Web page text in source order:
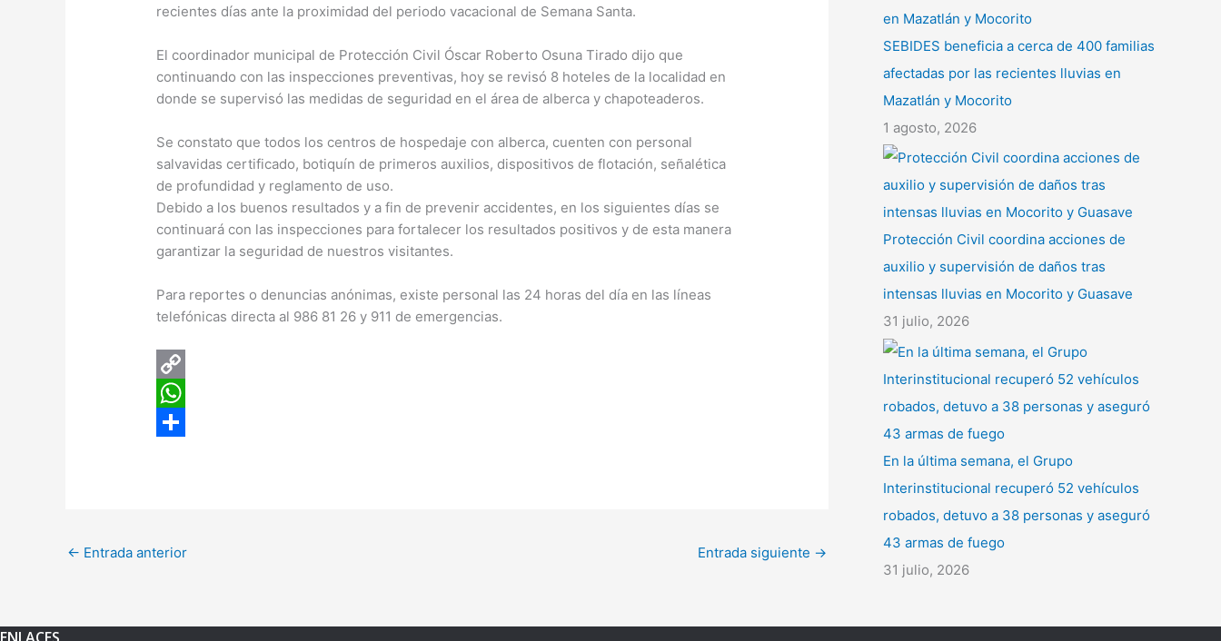
recientes días ante la proximidad del periodo vacacional de Semana Santa.
El coordinador municipal de Protección Civil Óscar Roberto Osuna Tirado dijo que
continuando con las inspecciones preventivas, hoy se revisó 8 hoteles de la localidad en
donde se supervisó las medidas de seguridad en el área de alberca y chapoteaderos.
Se constato que todos los centros de hospedaje con alberca, cuenten con personal
salvavidas certificado, botiquín de primeros auxilios, dispositivos de flotación, señalética
de profundidad y reglamento de uso.
Debido a los buenos resultados y a fin de prevenir accidentes, en los siguientes días se
continuará con las inspecciones para fortalecer los resultados positivos y de esta manera
garantizar la seguridad de nuestros visitantes.
Para reportes o denuncias anónimas, existe personal las 24 horas del día en las líneas
telefónicas directa al 986 81 26 y 911 de emergencias.
C
oW
p
t
← Entrada anterior Entrada siguiente →
SEBIDES beneficia a cerca de 400 familias
afectadas por las recientes lluvias en
Mazatlán y Mocorito
1 agosto, 2026
Protección Civil coordina acciones de
auxilio y supervisión de daños tras
intensas lluvias en Mocorito y Guasave
31 julio, 2026
En la última semana, el Grupo
Interinstitucional recuperó 52 vehículos
robados, detuvo a 38 personas y aseguró
43 armas de fuego
31 julio, 2026